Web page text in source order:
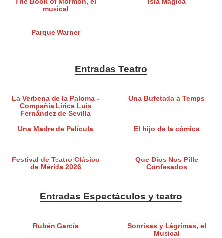
The Book of Mormon, el
musical
Isla Mágica
Parque Warner
Entradas Teatro
La Verbena de la Paloma -
Compañía Lírica Luis
Fernández de Sevilla
Una Bufetada a Temps
Una Madre de Película El hijo de la cómica
Festival de Teatro Clásico
de Mérida 2026
Que Dios Nos Pille
Confesados
Entradas Espectáculos y teatro
Rubén García
Sonrisas y Lágrimas, el
Musical